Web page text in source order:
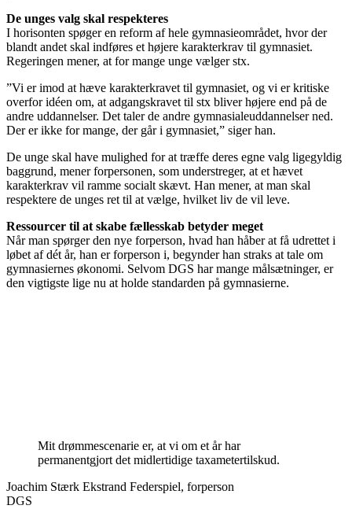
De unges valg skal respekteres
I horisonten spøger en reform af hele gymnasieområdet, hvor der
blandt andet skal indføres et højere karakterkrav til gymnasiet.
Regeringen mener, at for mange unge vælger stx.
”Vi er imod at hæve karakterkravet til gymnasiet, og vi er kritiske
overfor idéen om, at adgangskravet til stx bliver højere end på de
andre uddannelser. Det taler de andre gymnasialeuddannelser ned.
Der er ikke for mange, der går i gymnasiet,” siger han.
De unge skal have mulighed for at træffe deres egne valg ligegyldig
baggrund, mener forpersonen, som understreger, at et hævet
karakterkrav vil ramme socialt skævt. Han mener, at man skal
respektere de unges ret til at vælge, hvilket liv de vil leve.
Ressourcer til at skabe fællesskab betyder meget
Når man spørger den nye forperson, hvad han håber at få udrettet i
løbet af dét år, han er forperson i, begynder han straks at tale om
gymnasiernes økonomi. Selvom DGS har mange målsætninger, er
den vigtigste lige nu at holde standarden på gymnasierne.
Mit drømmescenarie er, at vi om et år har
permanentgjort det midlertidige taxametertilskud.
Joachim Stærk Ekstrand Federspiel, forperson
DGS